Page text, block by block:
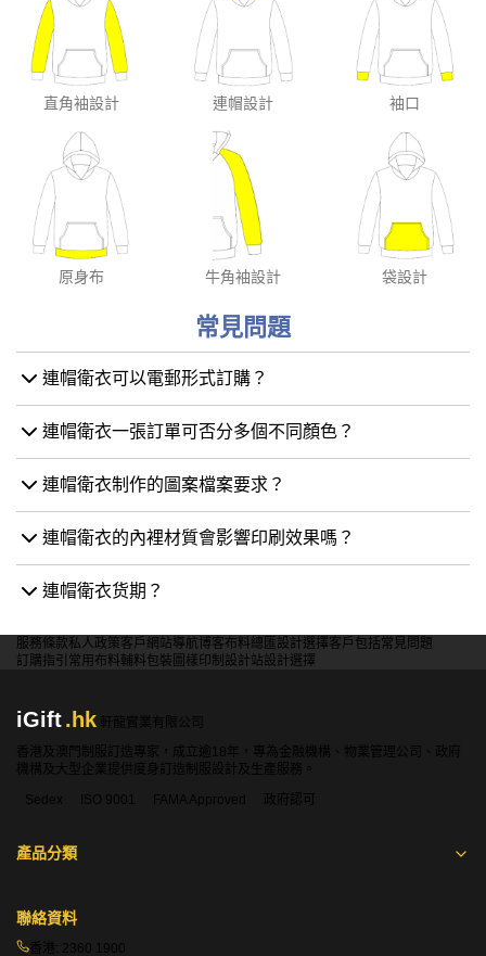
直角袖設計 連帽設計 袖口
原身布 牛角袖設計 袋設計
常見問題
連帽衛衣可以電郵形式訂購？
連帽衛衣一張訂單可否分多個不同顏色？
連帽衛衣制作的圖案檔案要求？
連帽衛衣的內裡材質會影響印刷效果嗎？
連帽衛衣货期？
服務條款私人政策客戶 網站導航博客布料總匯設計選擇客戶包括常見問題
訂購指引 常用布料輔料包裝 圖樣印制 設計站設計選擇
iGift.hk
軒龍實業有限公司
香港及澳門制服訂造專家，成立逾18年，專為金融機構、物業管理公司、政府
機構及大型企業提供度身訂造制服設計及生產服務。
Sedex
ISO 9001 FAMA Approved 政府認可
產品分類
聯絡資料
香港: 2360 1900